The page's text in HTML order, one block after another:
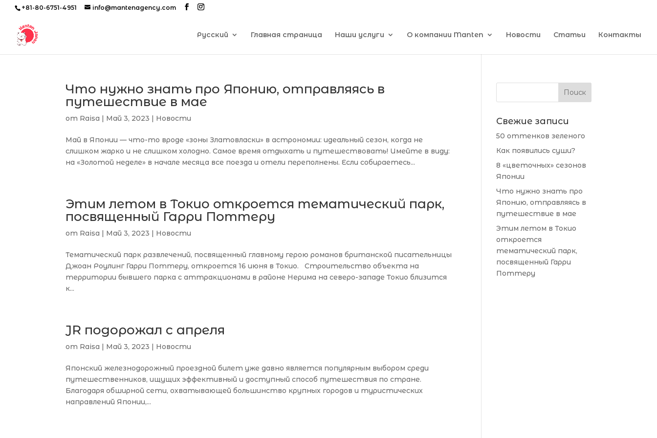
+81-80-6751-4951 info@mantenagency.com
Русский Главная страница Наши услуги О компании Manten Новости Статьи Контакты
Что нужно знать про Японию, отправляясь в
путешествие в мае
от Raisa | Май 3, 2023 | Новости
Май в Японии — что-то вроде «зоны Златовласки» в астрономии: идеальный сезон, когда не
слишком жарко и не слишком холодно. Самое время отдыхать и путешествовать! Имейте в виду:
на «Золотой неделе» в начале месяца все поезда и отели переполнены. Если собираетесь...
Этим летом в Токио откроется тематический парк,
посвященный Гарри Поттеру
от Raisa | Май 3, 2023 | Новости
Тематический парк развлечений, посвященный главному герою романов британской писательницы
Джоан Роулинг Гарри Поттеру, откроется 16 июня в Токио. Строительство объекта на
территории бывшего парка с аттракционами в районе Нерима на северо-западе Токио близится
к...
JR подорожал с апреля
от Raisa | Май 3, 2023 | Новости
Японский железнодорожный проездной билет уже давно является популярным выбором среди
путешественников, ищущих эффективный и доступный способ путешествия по стране.
Благодаря обширной сети, охватывающей большинство крупных городов и туристических
направлений Японии,...
Свежие записи
50 оттенков зеленого
Как появились суши?
8 «цветочных» сезонов
Японии
Что нужно знать про
Японию, отправляясь в
путешествие в мае
Этим летом в Токио
откроется
тематический парк,
посвященный Гарри
Поттеру